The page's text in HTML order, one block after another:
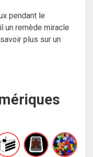
pendant le
un remède miracle
plus sur un